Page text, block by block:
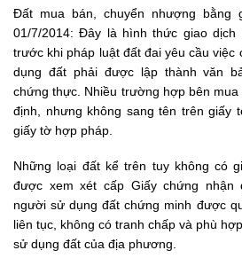
Đất mua bán, chuyển nhượng bằng
01/7/2014: Đây là hình thức giao dịch
trước khi pháp luật đất đai yêu cầu việc
dụng đất phải được lập thành văn
chứng thực. Nhiều trường hợp bên
định, nhưng không sang tên trên giấy
giấy tờ hợp pháp.
Những loại đất kể trên tuy không có
được xem xét cấp Giấy chứng nhận
người sử dụng đất chứng minh được
liên tục, không có tranh chấp và phù
sử dụng đất của địa phương.